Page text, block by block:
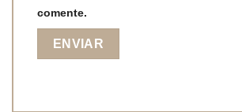
comente.